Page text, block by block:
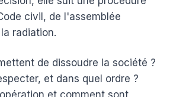
civil, de l'assemblée
radiation.
de dissoudre la société ?
et dans quel ordre ?
et comment sont